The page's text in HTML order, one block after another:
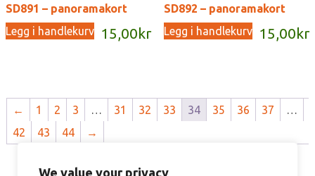
We value your privacy
SD891 – panoramakort
15,00 kr
Legg i handlekurv
SD892 – panoramakort
15,00 kr
Legg i handlekurv
← 1 2 3 31 32 33 34 35 36 37
42
43 44 →